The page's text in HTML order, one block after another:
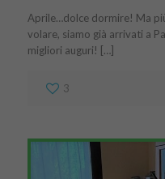
Aprile…dolce dormire! Ma
volare, siamo già arrivati a
migliori auguri! […]
3